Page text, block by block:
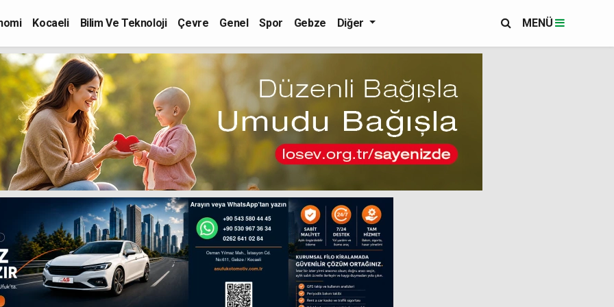
Kocaeli Bilim Ve Teknoloji Çevre Genel Spor Gebze Diğer MENÜ